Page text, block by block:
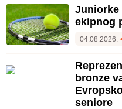
Juniorke
ekipnog
04.08.2026. •
bronze
seniore